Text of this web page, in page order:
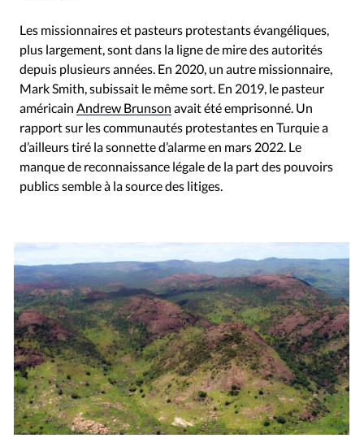
Les missionnaires et pasteurs protestants évangéliques,
plus largement, sont dans la ligne de mire des autorités
depuis plusieurs années. En 2020, un autre missionnaire,
Mark Smith, subissait le même sort. En 2019, le pasteur
américain Andrew Brunson avait été emprisonné. Un
rapport sur les communautés protestantes en Turquie a
d’ailleurs tiré la sonnette d’alarme en mars 2022. Le
manque de reconnaissance légale de la part des pouvoirs
publics semble à la source des litiges.